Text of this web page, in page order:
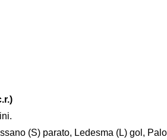
(S) parato, Ledesma (L) gol,